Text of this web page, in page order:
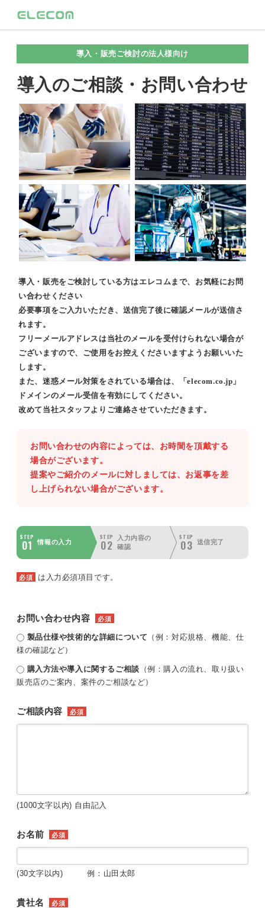
導入・販売ご検討の法人様向け
導入のご相談・お問い合わせ
導入・販売をご検討している方はエレコムまで、お気軽にお問
い合わせください
必要事項をご入力いただき、送信完了後に確認メールが送信さ
れます。
フリーメールアドレスは当社のメールを受付けられない場合が
ございますので、ご使用をお控えくださいますようお願いいた
します。
また、迷惑メール対策をされている場合は、「elecom.co.jp」
ドメインのメール受信を有効にしてください。
改めて当社スタッフよりご連絡させていただきます。
お問い合わせの内容によっては、お時間を頂戴する
場合がございます。
提案やご紹介のメールに対しましては、お返事を差
し上げられない場合がございます。
STEP
01 情報の入力
STEP
02
入力内容の
確認
STEP
03 送信完了
必須 は入力必須項目です。
お問い合わせ内容 必須
製品仕様や技術的な詳細について （例：対応規格、機能、仕
様の確認など）
購入方法や導入に関するご相談 （例：購入の流れ、取り扱い
販売店のご案内、案件のご相談など）
ご相談内容 必須
(1000文字以内) 自由記入
お名前 必須
(30文字以内) 例：山田太郎
貴社名 必須